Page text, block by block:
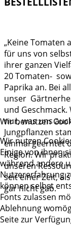
„Keine Tomaten
für uns von
ihrer ganzen
20 Tomaten-
Paprika an. Bei
unser
und
nur, was uns
Jungpflanzen
einmal geerntet
Region. Wir
unseren
seit einer Zeit,
gar nicht gab.
Wir benutzen
Wir nutzen
Einige von ihnen
während andere
Nutzererfahrung
können selbst
Fonts zulassen
Ablehnung
Seite zur